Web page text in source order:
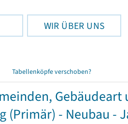
WIR ÜBER UNS
Tabellenköpfe verschoben?
Gebäudeart
(Primär) - Neubau -